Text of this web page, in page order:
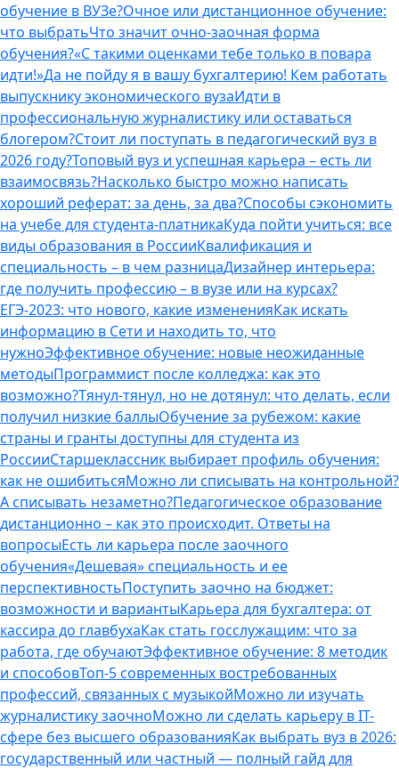
обучение в ВУЗе?Очное или дистанционное обучение:
что выбратьЧто значит очно-заочная форма
обучения?«С такими оценками тебе только в повара
идти!»Да не пойду я в вашу бухгалтерию! Кем работать
выпускнику экономического вузаИдти в
профессиональную журналистику или оставаться
блогером?Стоит ли поступать в педагогический вуз в
2026 году?Топовый вуз и успешная карьера – есть ли
взаимосвязь?Насколько быстро можно написать
хороший реферат: за день, за два?Способы сэкономить
на учебе для студента-платникаКуда пойти учиться: все
виды образования в РоссииКвалификация и
специальность – в чем разницаДизайнер интерьера:
где получить профессию – в вузе или на курсах?
ЕГЭ-2023: что нового, какие измененияКак искать
информацию в Сети и находить то, что
нужноЭффективное обучение: новые неожиданные
методыПрограммист после колледжа: как это
возможно?Тянул-тянул, но не дотянул: что делать, если
получил низкие баллыОбучение за рубежом: какие
страны и гранты доступны для студента из
РоссииСтаршеклассник выбирает профиль обучения:
как не ошибитьсяМожно ли списывать на контрольной?
А списывать незаметно?Педагогическое образование
дистанционно – как это происходит. Ответы на
вопросыЕсть ли карьера после заочного
обучения«Дешевая» специальность и ее
перспективностьПоступить заочно на бюджет:
возможности и вариантыКарьера для бухгалтера: от
кассира до главбухаКак стать госслужащим: что за
работа, где обучаютЭффективное обучение: 8 методик
и способовТоп-5 современных востребованных
профессий, связанных с музыкойМожно ли изучать
журналистику заочноМожно ли сделать карьеру в IT-
сфере без высшего образованияКак выбрать вуз в 2026:
государственный или частный — полный гайд для